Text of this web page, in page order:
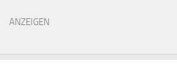
ANZEIGEN